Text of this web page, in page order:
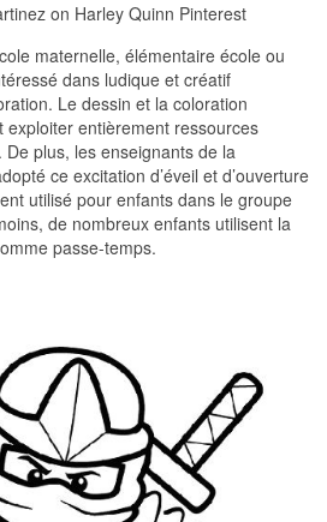
on Harley Quinn Pinterest
maternelle, élémentaire école ou
dans ludique et créatif
Le dessin et la coloration
entièrement ressources
plus, les enseignants de la
ce excitation d’éveil et d’ouverture
utilisé pour enfants dans le groupe
de nombreux enfants utilisent la
passe-temps.